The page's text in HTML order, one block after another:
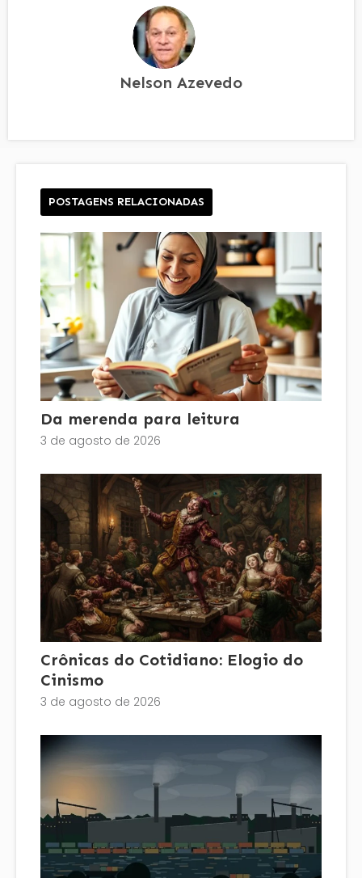
Nelson Azevedo
POSTAGENS RELACIONADAS
Da merenda para leitura
3 de agosto de 2026
Crônicas do Cotidiano: Elogio do
Cinismo
3 de agosto de 2026